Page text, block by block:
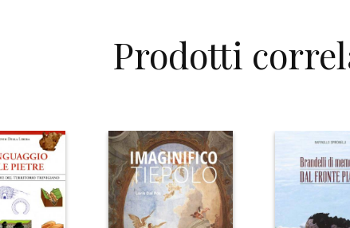
Prodotti